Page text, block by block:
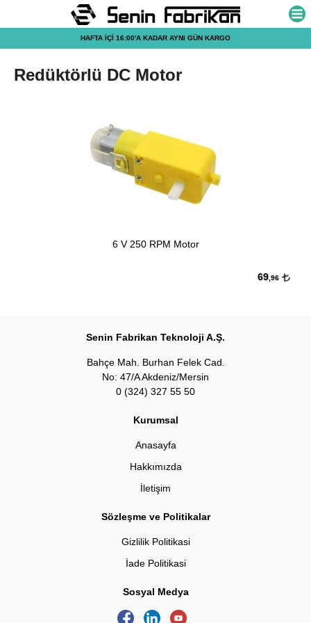
HAFTA İÇİ 16:00'A KADAR AYNI GÜN KARGO
Redüktörlü DC Motor
6 V 250 RPM Motor
69 ,96
Senin Fabrikan Teknoloji A.Ş.
Bahçe Mah. Burhan Felek Cad.
No: 47/A Akdeniz/Mersin
0 (324) 327 55 50
Kurumsal
Anasayfa
Hakkımızda
İletişim
Sözleşme ve Politikalar
Gizlilik Politikasi
İade Politikasi
Sosyal Medya